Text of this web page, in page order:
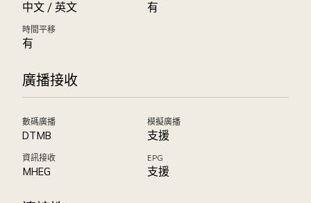
中文 / 英文 有
時間平移
有
廣播接收
數碼廣播
DTMB
模擬廣播
支援
資訊接收
MHEG
EPG
支援